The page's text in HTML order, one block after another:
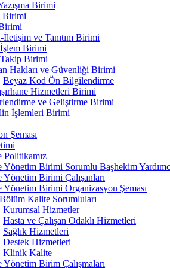
Birimi
Birimi
İletişim ve Tanıtım Birimi
Birimi
Birimi
Hakları ve Güvenliği Birimi
Beyaz Kod Ön Bilgilendirme
Hizmetleri Birimi
ve Geliştirme Birimi
İşlemleri Birimi
Şeması
Politikamız
Yönetim Birimi Sorumlu Başhekim
Yönetim Birimi Çalışanları
Yönetim Birimi Organizasyon Şeması
Kalite Sorumluları
Kurumsal Hizmetler
Hasta ve Çalışan Odaklı Hizmetleri
Sağlık Hizmetleri
Destek Hizmetleri
Klinik Kalite
Yönetim Birim Çalışmaları